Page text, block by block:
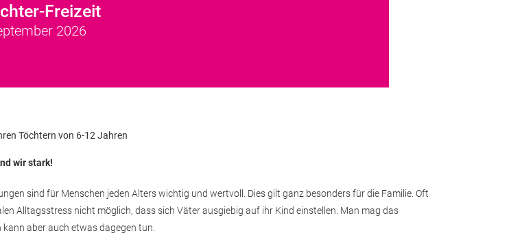
Freizeit
2026
Töchtern von 6-12 Jahren
wir stark!
sind für Menschen jeden Alters wichtig und wertvoll. Dies gilt ganz besonders für die Familie. Oft
Alltagsstress nicht möglich, dass sich Väter ausgiebig auf ihr Kind einstellen. Man mag das
kann aber auch etwas dagegen tun.